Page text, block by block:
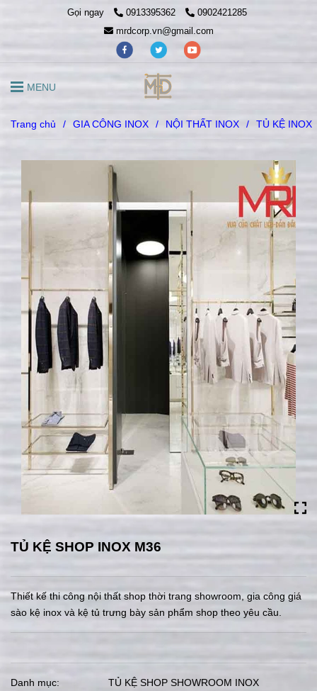
Gọi ngay 0913395362
0902421285
mrdcorp.vn@gmail.com
MENU
Trang chủ / GIA CÔNG INOX / NỘI THẤT INOX / TỦ KỆ INOX
TỦ KỆ SHOP INOX M36
Thiết kế thi công nội thất shop thời trang showroom, gia công giá
sào kệ inox và kệ tủ trưng bày sản phẩm shop theo yêu cầu.
Danh mục: TỦ KỆ SHOP SHOWROOM INOX